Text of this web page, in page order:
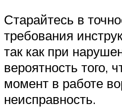
Старайтесь в
требования
так как при
вероятность того,
момент в работе
неисправность.